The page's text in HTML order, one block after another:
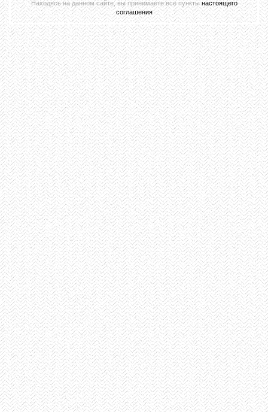
Находясь на данном сайте, вы принимаете все пункты настоящего
соглашения